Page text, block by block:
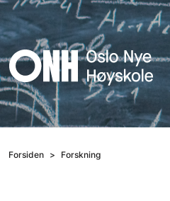
Hopp til hovedinnhold
Forsiden Forskning